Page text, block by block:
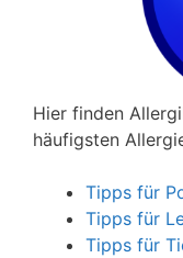
Hier finden
häufigsten
Tipps für
Tipps für
Tipps für